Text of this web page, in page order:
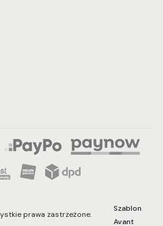
prawa zastrzeżone.
Szablon
Avant